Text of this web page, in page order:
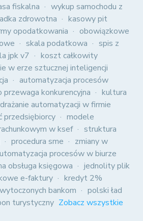
fiskalna
wykup samochodu z
zdrowotna
kasowy pit
opodatkowania
obowiązkowe
skala podatkowa
spis z
jpk v7
koszt całkowity
w erze sztucznej inteligencji
automatyzacja procesów
przewaga konkurencyjna
kultura
automatyzacji w firmie
przedsiębiorcy
modele
w ksef
struktura
procedura sme
zmiany w
procesów w biurze
obsługa księgowa
jednolity plik
e-faktury
kredyt 2%
bankom
polski ład
turystyczny Zobacz wszystkie